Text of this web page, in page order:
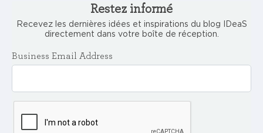
Restez informé
Recevez les dernières idées et inspirations du blog IDeaS
directement dans votre boîte de réception.